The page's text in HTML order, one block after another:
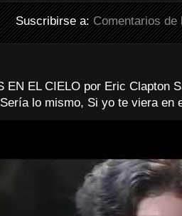
Suscribirse a:Comentarios de
EN EL CIELO por Eric Clapton
lo mismo, Si yo te viera en